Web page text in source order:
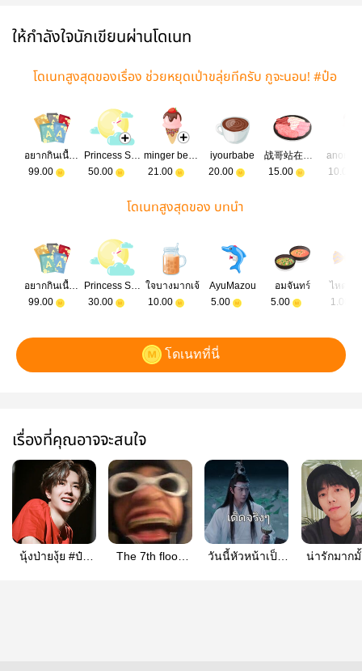
ให้กำลังใจนักเขียนผ่านโดเนท
โดเนทสูงสุดของเรื่อง ช่วยหยุดเป่าขลุ่ยทีครับ กูจะนอน! #ป๋อ
อยากกินเนื้อย่าง
99.00
Princess Shu
50.00
minger beager
21.00
iyourbabe
20.00
战哥站在哪里，博弟正在找你哦！
15.00
10.00
โดเนทสูงสุดของ บทนำ
อยากกินเนื้อย่าง
99.00
Princess Shu
30.00
ใจบางมากเจ้
10.00
AyuMazou
5.00
อมจันทร์
5.00
ไหดอง
1.00
โดเนทที่นี่
เรื่องที่คุณอาจจะสนใจ
นุ้งป่ายงุ้ย #ป๋อ
The 7th floor|
วันนี้หัวหน้าเป็น
น่ารักมาก